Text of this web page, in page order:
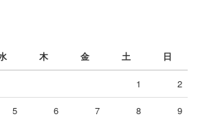
木 金 土 日
1 2
5 6 7 8 9